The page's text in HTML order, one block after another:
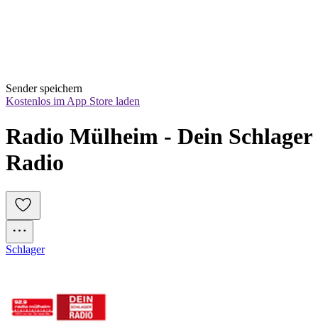
Sender speichern
Kostenlos im App Store laden
Radio Mülheim - Dein Schlager
Radio
Schlager